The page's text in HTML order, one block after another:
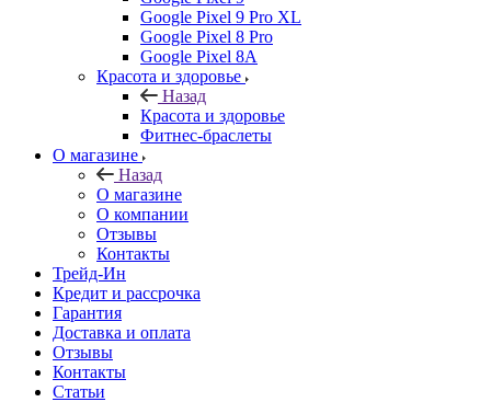
Google Pixel 9 Pro XL
Google Pixel 8 Pro
Google Pixel 8A
Красота и здоровье
Назад
Красота и здоровье
Фитнес-браслеты
О магазине
Назад
О магазине
О компании
Отзывы
Контакты
Трейд-Ин
Кредит и рассрочка
Гарантия
Доставка и оплата
Отзывы
Контакты
Статьи